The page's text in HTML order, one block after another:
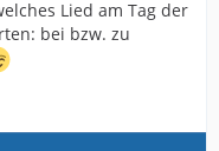
Lied am Tag der
bei bzw. zu